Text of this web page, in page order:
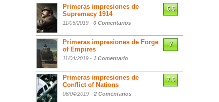
Primeras impresiones de
Supremacy 1914
11/05/2019 - 0 Comentarios
6.5
Primeras impresiones de Forge
of Empires
11/04/2019 - 1 Comentario
7
Primeras impresiones de
Conflict of Nations
06/04/2019 - 2 Comentarios
7.5